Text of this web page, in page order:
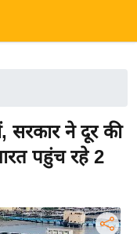
सरकार ने दूर की
पहुंच रहे 2